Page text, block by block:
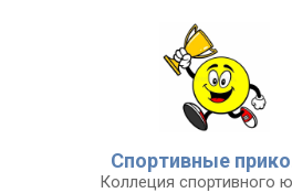
Спортивные
Коллеция спортивного